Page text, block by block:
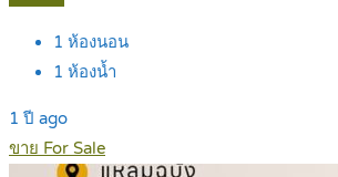
1 ห้องนอน
1 ห้องน้ำ
1 ปี ago
ขาย For Sale